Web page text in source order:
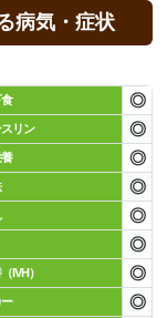
病気・症状
◎
リン ◎
◎
◎
◎
◎
IVH） ◎
◎